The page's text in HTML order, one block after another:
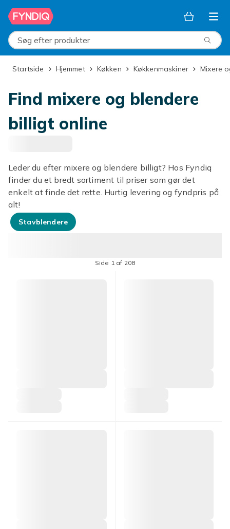
Spring til hovedindhold
Søg efter produkter
Startside Hjemmet Køkken Køkkenmaskiner Mixere
Find mixere og blendere
billigt online
Leder du efter mixere og blendere billigt? Hos Fyndiq
finder du et bredt sortiment til priser som gør det
enkelt at finde det rette. Hurtig levering og fyndpris på
alt!
Stavblendere
Side 1 af 208